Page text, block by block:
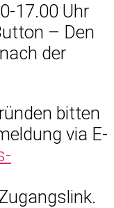
17.00 Uhr
– Den
der
bitten
via E-